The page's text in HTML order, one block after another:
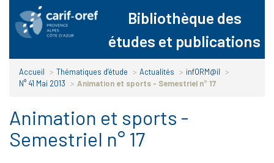
Bibliothèque des
études et publications
Accueil > Thématiques d’étude > Actualités > infORM@il >
N° 41 Mai 2013 > Animation et sports - Semestriel n° 17
Animation et sports -
Semestriel n° 17
Panneau de gestion des cookies